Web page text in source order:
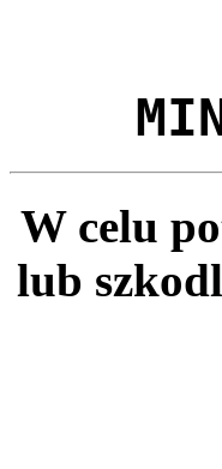
W celu
lub